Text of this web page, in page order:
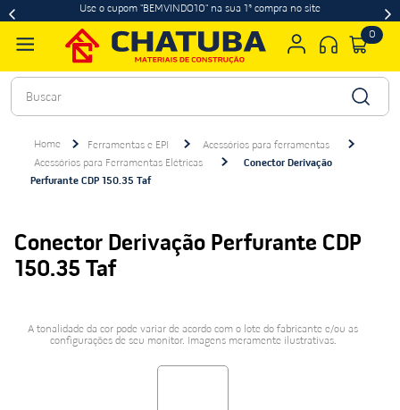
Use o cupom "BEMVINDO10" na sua 1ª compra no site
0
Buscar
Ferramentas e EPI
Acessórios para ferramentas
Acessórios para Ferramentas Elétricas
Conector Derivação
Perfurante CDP 150.35 Taf
Conector Derivação Perfurante CDP
150.35 Taf
A tonalidade da cor pode variar de acordo com o lote do fabricante e/ou as
configurações de seu monitor. Imagens meramente ilustrativas.